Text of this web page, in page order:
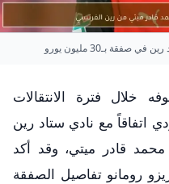
بـ30 مليون يورو
خلال فترة الانتقالات
اتفاقاً مع نادي ستاد رين
قادر ميتي، وقد أكد
رومانو تفاصيل الصفقة